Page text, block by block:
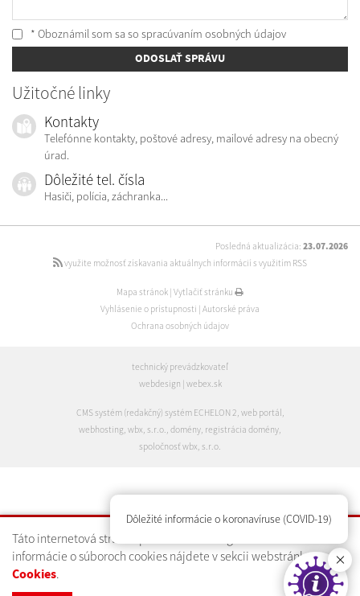
Táto internetová stránka používa technológiu cookies. Bližšie
informácie o súboroch cookies nájdete v sekcii webstránky
Cookies.
* Oboznámil som sa so spracúvaním osobných údajov
ODOSLAŤ SPRÁVU
Užitočné linky
Kontakty
Telefónne kontakty, poštové adresy, mailové adresy na obecný
úrad.
Dôležité tel. čísla
Hasiči, polícia, záchranka...
Posledná aktualizácia: 23.07.2026
využite možnosť získavania aktuálnych informácií s využitím RSS
Mapa stránok | Vytlačiť stránku
Vyhlásenie o prístupnosti | Autorské práva
Ochrana osobných údajov
technický prevádzkovateľ
webdesign | webex.sk
CMS systém (redakčný) systém ECHELON 2 web portál
webhosting wbx, s.r.o. domény registrácia domény
spoločnosť wbx, s.r.o.
Dôležité informácie o koronavíruse (COVID-19)